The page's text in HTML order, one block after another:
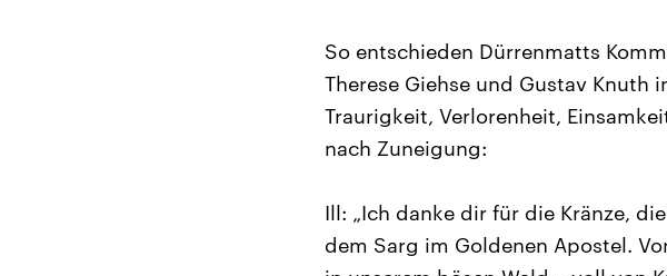
So entschieden Dürrenmatts
Therese Giehse und Gustav
Traurigkeit, Verlorenheit,
nach Zuneigung:
Ill: „Ich danke dir für die Kränze,
dem Sarg im Goldenen Apostel.